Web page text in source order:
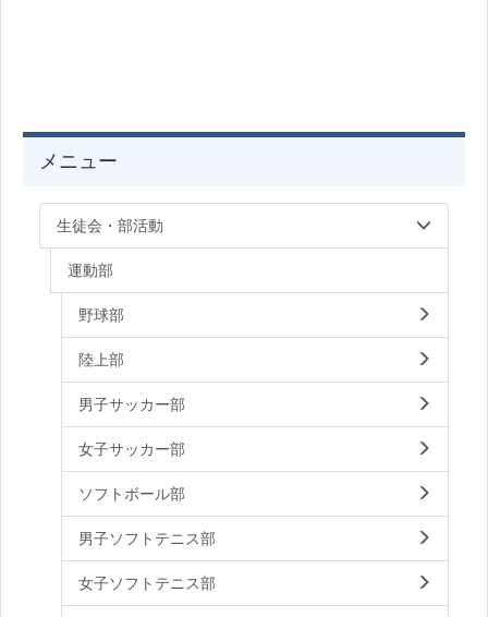
メニュー
生徒会・部活動
運動部
野球部
陸上部
男子サッカー部
女子サッカー部
ソフトボール部
男子ソフトテニス部
女子ソフトテニス部